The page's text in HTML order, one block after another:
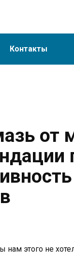
Контакты
от
этого не